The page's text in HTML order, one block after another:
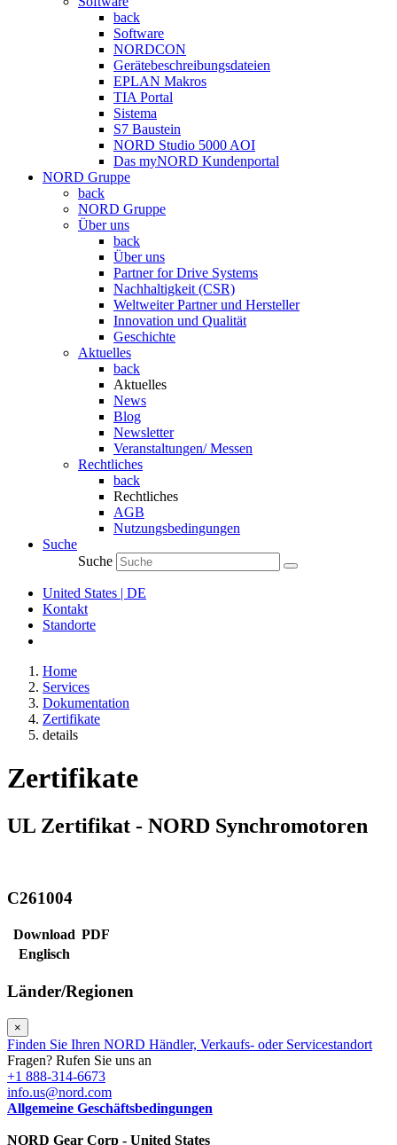
back
Software
NORDCON
Gerätebeschreibungsdateien
EPLAN Makros
TIA Portal
Sistema
S7 Baustein
NORD Studio 5000 AOI
Das myNORD Kundenportal
NORD Gruppe
back
NORD Gruppe
Über uns
back
Über uns
Partner for Drive Systems
Nachhaltigkeit (CSR)
Weltweiter Partner und Hersteller
Innovation und Qualität
Geschichte
Aktuelles
back
Aktuelles
News
Blog
Newsletter
Veranstaltungen/ Messen
Rechtliches
back
Rechtliches
AGB
Nutzungsbedingungen
Suche
Suche
United States | DE
Kontakt
Standorte
Home
Services
Dokumentation
Zertifikate
details
Zertifikate
UL Zertifikat - NORD Synchromotoren
C261004
Download PDF
Englisch
Länder/Regionen
×
Finden Sie Ihren NORD Händler, Verkaufs- oder Servicestandort
Fragen? Rufen Sie uns an
+1 888-314-6673
info.us@nord.com
Allgemeine Geschäftsbedingungen
NORD Gear Corp - United States